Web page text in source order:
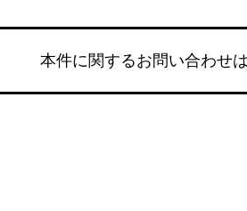
本件に関するお問い合わせ